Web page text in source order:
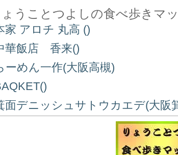
ょうことつよしの食べ歩きマ
家 アロチ 丸高 ()
華飯店 香来()
ーめん一作(大阪高槻)
面デニッシュサトウカエデ(大阪